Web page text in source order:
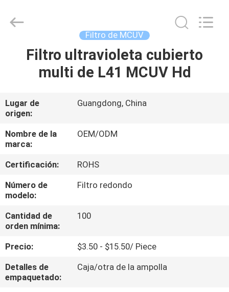
HOGAR
SOBRE
NOSOTROS
VIAJE
DE
FÁBRICA
CONTROL
DE
Shadow
Technology
Filtro de MCUV
Filtro ultravioleta cubierto
multi de L41 MCUV Hd
Lugar de
origen:
Guangdong, China
Nombre de la
marca:
OEM/ODM
Certificación:
ROHS
Número de
modelo:
Filtro redondo
Cantidad de
orden mínima:
100
Precio:
$3.50 - $15.50/ Piece
Detalles de
empaquetado:
Caja/otra de la ampolla